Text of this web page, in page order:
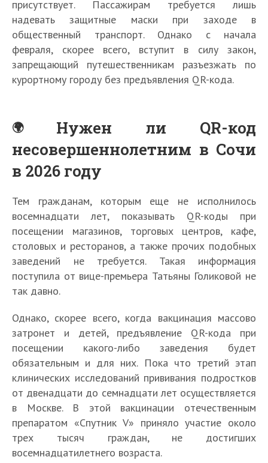
присутствует. Пассажирам требуется лишь
надевать защитные маски при заходе в
общественный транспорт. Однако с начала
февраля, скорее всего, вступит в силу закон,
запрещающий путешественникам разъезжать по
курортному городу без предъявления QR-кода.
Нужен ли QR-код
несовершеннолетним в Сочи
в 2026 году
Тем гражданам, которым еще не исполнилось
восемнадцати лет, показывать QR-коды при
посещении магазинов, торговых центров, кафе,
столовых и ресторанов, а также прочих подобных
заведений не требуется. Такая информация
поступила от вице-премьера Татьяны Голиковой не
так давно.
Однако, скорее всего, когда вакцинация массово
затронет и детей, предъявление QR-кода при
посещении какого-либо заведения будет
обязательным и для них. Пока что третий этап
клинических исследований прививания подростков
от двенадцати до семнадцати лет осуществляется
в Москве. В этой вакцинации отечественным
препаратом «Спутник V» приняло участие около
трех тысяч граждан, не достигших
восемнадцатилетнего возраста.